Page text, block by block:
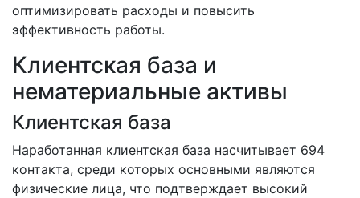
оптимизировать расходы и повысить
эффективность работы.
Клиентская база и
нематериальные активы
Клиентская база
Наработанная клиентская база насчитывает 694
контакта, среди которых основными являются
физические лица, что подтверждает высокий